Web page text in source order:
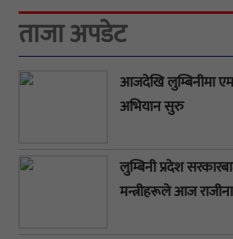
ताजा अपडेट
आजदेखि लुम्बिनीमा
अभियान सुरु
लुम्बिनी प्रदेश
मन्त्रीहरूले आज